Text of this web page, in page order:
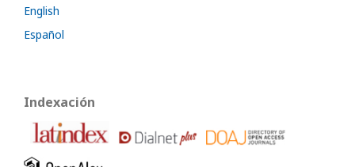
English
Español
Indexación